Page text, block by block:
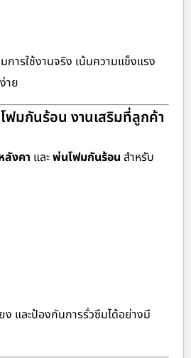
ารใช้งานจริง เน้นความแข็งแรง
าย
มกันร้อน งานเสริมที่ลูกค้า
งคา และพ่นโฟมกันร้อน สำหรับ
และป้องกันการรั่วซึมได้อย่างมี